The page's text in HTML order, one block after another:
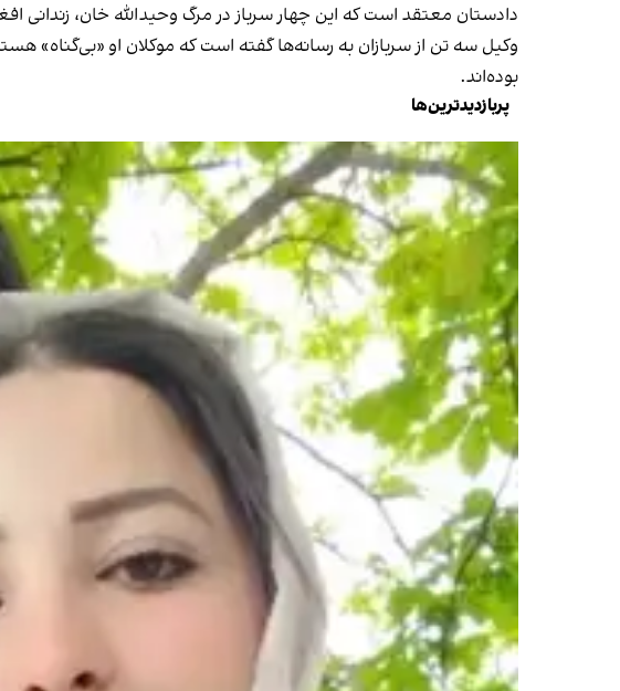
دادستان معتقد است که این چهار سرباز در مرگ وحیدالله خان، زندانی
وکیل سه تن از سربازان به رسانه‌ها گفته است که موکلان او
بوده‌اند.
پربازدیدترین‌ها